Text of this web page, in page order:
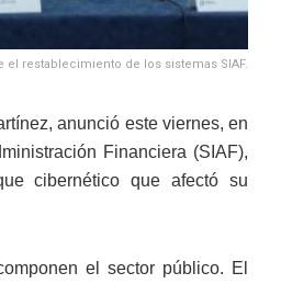
restablecimiento de los sistemas SIAF.
anunció este viernes, en
Financiera (SIAF),
cibernético que afectó su
el sector público. El